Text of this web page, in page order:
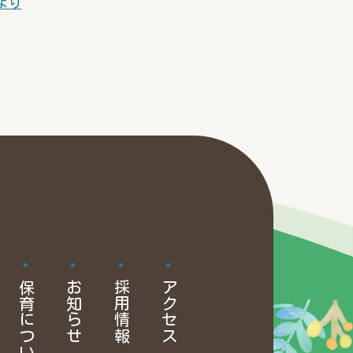
保育について お知らせ 採用情報 アクセス